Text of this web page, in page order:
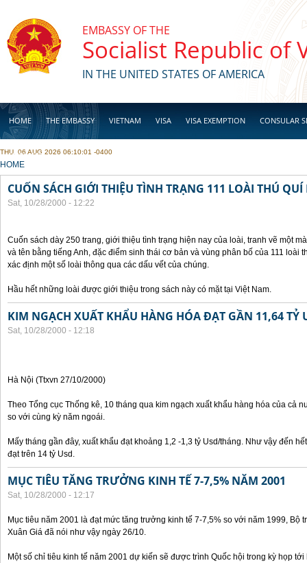
EMBASSY OF THE
Socialist Republic of
IN THE UNITED STATES OF AMERICA
HOME THE EMBASSY VIETNAM VISA VISA EXEMPTION CONSULAR
BUSINESS
THU, 06 AUG 2026 06:10:01 -0400
YOU ARE HERE
HOME
CUỐN SÁCH GIỚI THIỆU TÌNH TRẠNG 111 LOÀI THÚ QUÍ
Sat, 10/28/2000 - 12:22
Cuốn sách dày 250 trang, giới thiệu tình trạng hiện nay của loài, tranh vẽ một
và tên bằng tiếng Anh, đặc điểm sinh thái cơ bản và vùng phân bố của 111 loài
xác định một số loài thông qua các dấu vết của chúng.
Hầu hết những loài được giới thiệu trong sách này có mặt tại Việt Nam.
KIM NGẠCH XUẤT KHẨU HÀNG HÓA ĐẠT GẦN 11,64 TỶ
Sat, 10/28/2000 - 12:18
Hà Nội (Ttxvn 27/10/2000)
Theo Tổng cục Thống kê, 10 tháng qua kim ngạch xuất khẩu hàng hóa của cả
so với cùng kỳ năm ngoái.
Mấy tháng gần đây, xuất khẩu đạt khoảng 1,2 -1,3 tỷ Usd/tháng. Như vậy đến
đạt trên 14 tỷ Usd.
MỤC TIÊU TĂNG TRƯỞNG KINH TẾ 7-7,5% NĂM 2001
Sat, 10/28/2000 - 12:17
Mục tiêu năm 2001 là đạt mức tăng trưởng kinh tế 7-7,5% so với năm 1999, Bộ
Xuân Giá đã nói như vậy ngày 26/10.
Một số chỉ tiêu kinh tế năm 2001 dự kiến sẽ được trình Quốc hội trong kỳ họp